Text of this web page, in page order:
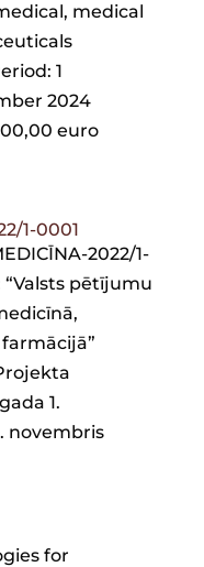
medical
1
2024
euro
1-0001
2022/1-
pētījumu
1.
novembris
for